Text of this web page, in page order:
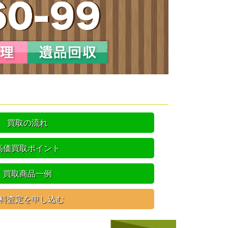
買取の流れ
価買取ポイント
買取商品一例
査定を申し込む